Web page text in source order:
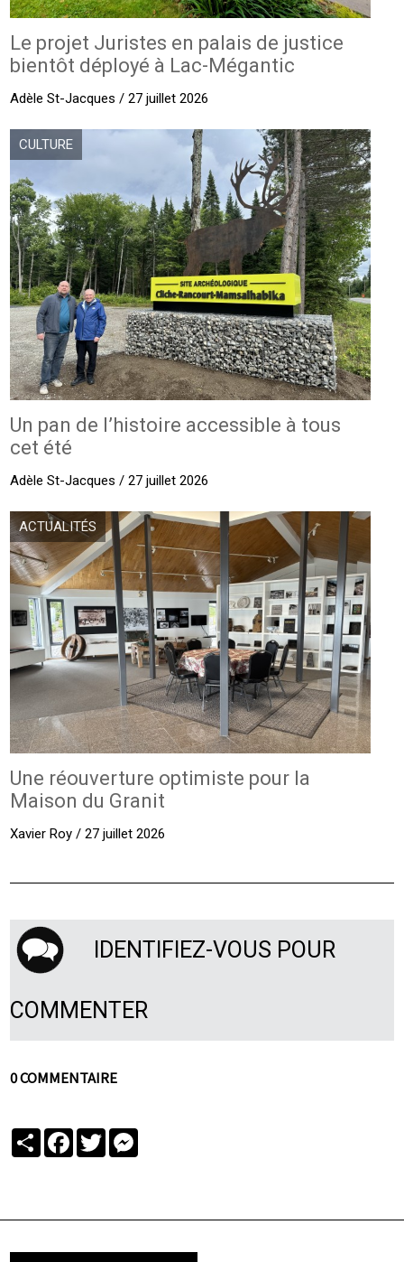
Le projet Juristes en palais de justice
bientôt déployé à Lac-Mégantic
Adèle St-Jacques / 27 juillet 2026
CULTURE
Un pan de l’histoire accessible à tous
cet été
Adèle St-Jacques / 27 juillet 2026
ACTUALITÉS
Une réouverture optimiste pour la
Maison du Granit
Xavier Roy / 27 juillet 2026
IDENTIFIEZ-VOUS POUR
COMMENTER
0 COMMENTAIRE
PartagerFacebook
Twitter